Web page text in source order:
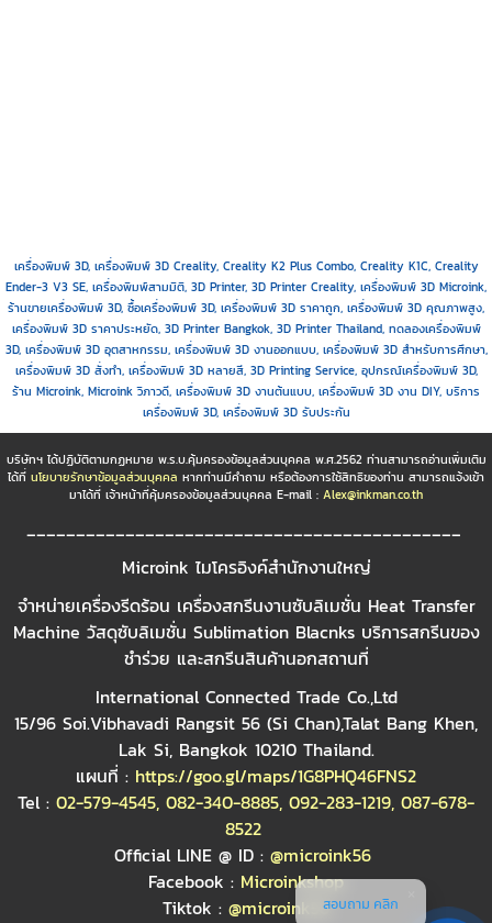
เครื่องพิมพ์ 3D, เครื่องพิมพ์ 3D Creality, Creality K2 Plus Combo, Creality K1C, Creality
Ender-3 V3 SE, เครื่องพิมพ์สามมิติ, 3D Printer, 3D Printer Creality, เครื่องพิมพ์ 3D Microink,
ร้านขายเครื่องพิมพ์ 3D, ซื้อเครื่องพิมพ์ 3D, เครื่องพิมพ์ 3D ราคาถูก, เครื่องพิมพ์ 3D คุณภาพสูง,
เครื่องพิมพ์ 3D ราคาประหยัด, 3D Printer Bangkok, 3D Printer Thailand, ทดลองเครื่องพิมพ์
3D, เครื่องพิมพ์ 3D อุตสาหกรรม, เครื่องพิมพ์ 3D งานออกแบบ, เครื่องพิมพ์ 3D สำหรับการศึกษา,
เครื่องพิมพ์ 3D สั่งทำ, เครื่องพิมพ์ 3D หลายสี, 3D Printing Service, อุปกรณ์เครื่องพิมพ์ 3D,
ร้าน Microink, Microink วิภาวดี, เครื่องพิมพ์ 3D งานต้นแบบ, เครื่องพิมพ์ 3D งาน DIY, บริการ
เครื่องพิมพ์ 3D, เครื่องพิมพ์ 3D รับประกัน
บริษัทฯ ได้ปฏิบัติตามกฏหมาย พ.ร.บ.คุ้มครองข้อมูลส่วนบุคคล พ.ศ.2562 ท่านสามารถอ่านเพิ่มเติม
ได้ที่ นโยบายรักษาข้อมูลส่วนบุคคล หากท่านมีคำถาม หรือต้องการใช้สิทธิของท่าน สามารถแจ้งเข้า
มาได้ที่ เจ้าหน้าที่คุ้มครองข้อมูลส่วนบุคคล E-mail : Alex@inkman.co.th
____________________________________________
Microink ไมโครอิงค์สำนักงานใหญ่
จำหน่ายเครื่องรีดร้อน เครื่องสกรีนงานซับลิเมชั่น Heat Transfer
Machine วัสดุซับลิเมชั่น Sublimation Blacnks บริการสกรีนของ
ชำร่วย และสกรีนสินค้านอกสถานที่
International Connected Trade Co.,Ltd
15/96 Soi.Vibhavadi Rangsit 56 (Si Chan),Talat Bang Khen,
Lak Si, Bangkok 10210 Thailand.
แผนที่ : https://goo.gl/maps/1G8PHQ46FNS2
Tel : 02-579-4545, 082-340-8885, 092-283-1219, 087-678-
8522
Official LINE @ ID : @microink56
Facebook : Microinkshop
Tiktok : @microink56สอบถาม คลิก